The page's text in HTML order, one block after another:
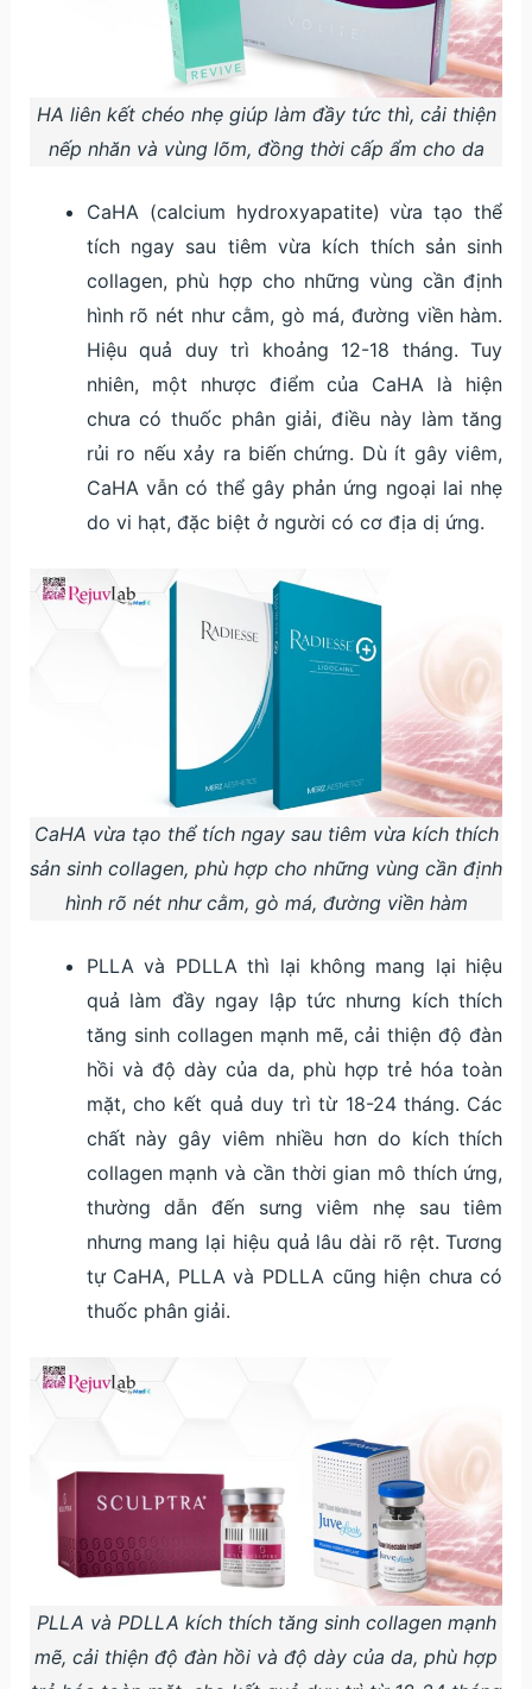
HA liên kết chéo nhẹ giúp làm đầy tức thì, cải thiện
nếp nhăn và vùng lõm, đồng thời cấp ẩm cho da
CaHA (calcium hydroxyapatite) vừa tạo thể
tích ngay sau tiêm vừa kích thích sản sinh
collagen, phù hợp cho những vùng cần định
hình rõ nét như cằm, gò má, đường viền hàm.
Hiệu quả duy trì khoảng 12-18 tháng. Tuy
nhiên, một nhược điểm của CaHA là hiện
chưa có thuốc phân giải, điều này làm tăng
rủi ro nếu xảy ra biến chứng. Dù ít gây viêm,
CaHA vẫn có thể gây phản ứng ngoại lai nhẹ
do vi hạt, đặc biệt ở người có cơ địa dị ứng.
CaHA vừa tạo thể tích ngay sau tiêm vừa kích thích
sản sinh collagen, phù hợp cho những vùng cần định
hình rõ nét như cằm, gò má, đường viền hàm
PLLA và PDLLA thì lại không mang lại hiệu
quả làm đầy ngay lập tức nhưng kích thích
tăng sinh collagen mạnh mẽ, cải thiện độ đàn
hồi và độ dày của da, phù hợp trẻ hóa toàn
mặt, cho kết quả duy trì từ 18-24 tháng. Các
chất này gây viêm nhiều hơn do kích thích
collagen mạnh và cần thời gian mô thích ứng,
thường dẫn đến sưng viêm nhẹ sau tiêm
nhưng mang lại hiệu quả lâu dài rõ rệt. Tương
tự CaHA, PLLA và PDLLA cũng hiện chưa có
thuốc phân giải.
PLLA và PDLLA kích thích tăng sinh collagen mạnh
mẽ, cải thiện độ đàn hồi và độ dày của da, phù hợp